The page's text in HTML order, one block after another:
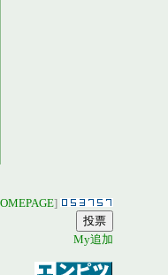
]
My追加